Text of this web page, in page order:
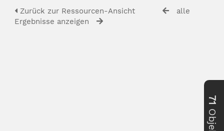
Zurück zur Ressourcen-Ansicht
alle
Ergebnisse anzeigen
71